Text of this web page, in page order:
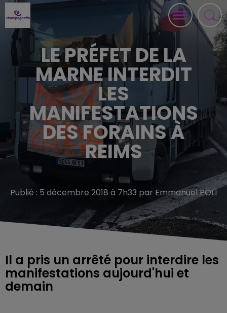
LE PRÉFET DE LA
MARNE INTERDIT
LES
MANIFESTATIONS
DES FORAINS À
REIMS
Publié : 5 décembre 2018 à 7h33 par Emmanuel POLI
Il a pris un arrêté pour interdire les
manifestations aujourd'hui et
demain